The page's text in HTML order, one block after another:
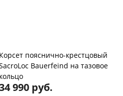
Корсет пояснично-крестцовый
Bauerfeind на тазовое
кольцо
990 руб.